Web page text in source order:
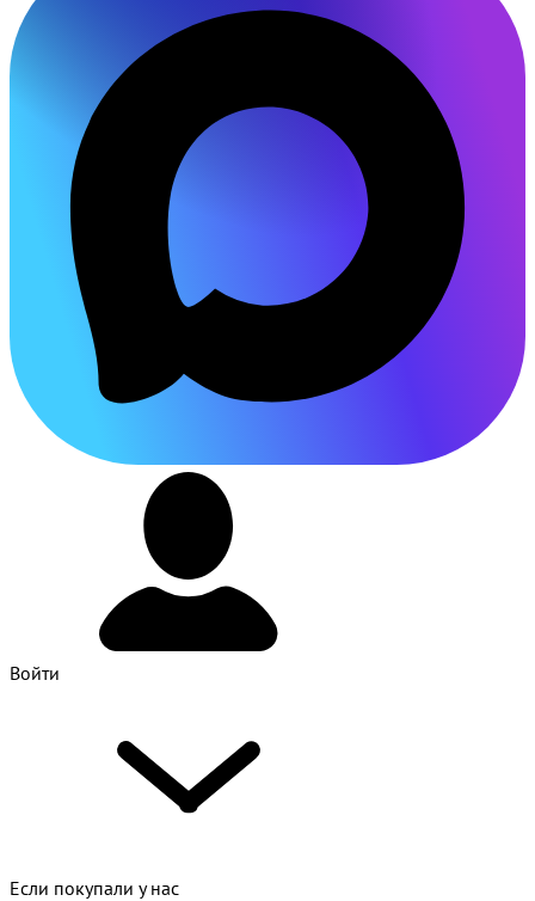
Войти
Если покупали у нас